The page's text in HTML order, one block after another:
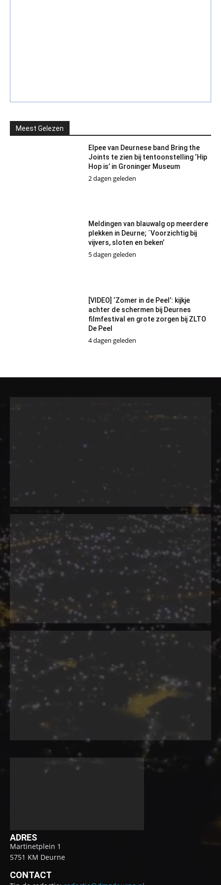
Meest Gelezen
Elpee van Deurnese band Bring the
Joints te zien bij tentoonstelling ‘Hip
Hop is’ in Groninger Museum
2 dagen geleden
Meldingen van blauwalg op meerdere
plekken in Deurne; ´Voorzichtig bij
vijvers, sloten en beken’
5 dagen geleden
[VIDEO] ‘Zomer in de Peel’: kijkje
achter de schermen bij Deurnes
filmfestival en grote zorgen bij ZLTO
De Peel
4 dagen geleden
ADRES
Martinetplein 1
5751 KM Deurne
CONTACT